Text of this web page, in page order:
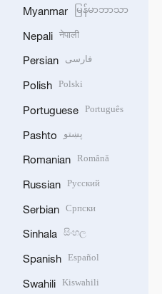
Myanmar မြန်မာဘာသာ
Nepali नेपाली
Persian فارسی
Polish Polski
Portuguese Português
Pashto پښتو
Romanian Română
Russian Русский
Serbian Српски
Sinhala සිංහල
Spanish Español
Swahili Kiswahili